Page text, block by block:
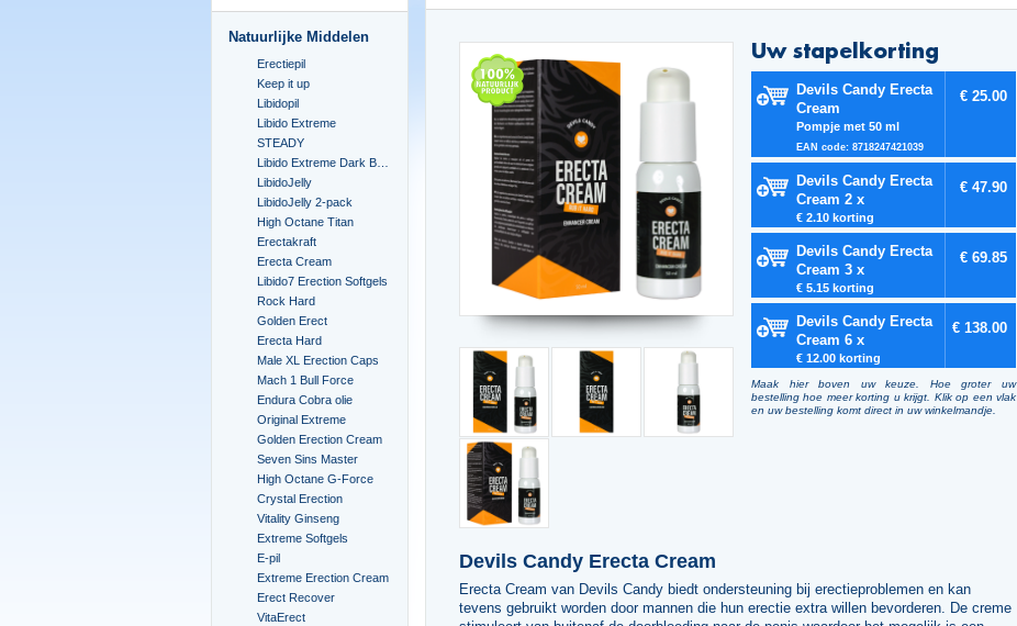
Natuurlijke Middelen
Erectiepil
Keep it up
Libidopil
Libido Extreme
STEADY
LibidoJelly
LibidoJelly 2-pack
High Octane Titan
Erectakraft
Erecta Cream
Libido7 Erection Softgels
Rock Hard
Golden Erect
Erecta Hard
Male XL Erection Caps
Mach 1 Bull Force
Endura Cobra olie
Original Extreme
Golden Erection Cream
Seven Sins Master
High Octane G-Force
Crystal Erection
Vitality Ginseng
Extreme Softgels
E-pil
Extreme Erection Cream
Erect Recover
VitaErect
Uw stapelkorting
Devils Candy Erecta
Cream
Pompje met 50 ml
EAN code: 8718247421039
€ 25.00
Devils Candy Erecta
Cream 2 x
€ 2.10 korting
€ 47.90
Devils Candy Erecta
Cream 3 x
€ 5.15 korting
€ 69.85
Devils Candy Erecta
Cream 6 x
€ 12.00 korting
€ 138.00
Maak hier boven uw keuze. Hoe groter uw
bestelling hoe meer korting u krijgt. Klik op een vlak
en uw bestelling komt direct in uw winkelmandje.
Devils Candy Erecta Cream
Erecta Cream van Devils Candy biedt ondersteuning bij erectieproblemen en kan
tevens gebruikt worden door mannen die hun erectie extra willen bevorderen. De creme